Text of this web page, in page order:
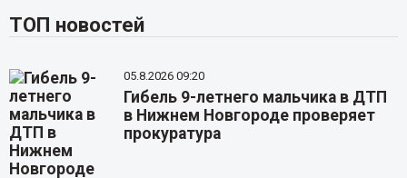
ТОП новостей
05.8.2026 09:20
Гибель 9-летнего мальчика в ДТП
в Нижнем Новгороде проверяет
прокуратура